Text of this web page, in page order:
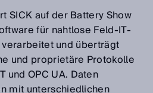
SICK auf der Battery Show
für nahtlose Feld-IT-
und überträgt
und proprietäre Protokolle
und OPC UA. Daten
mit unterschiedlichen